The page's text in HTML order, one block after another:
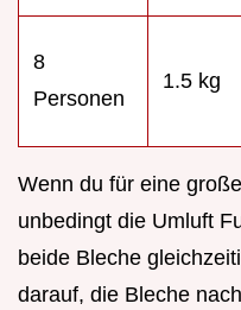
8
Personen
1.5 kg
Wenn du für eine
unbedingt die Umluft
beide Bleche
darauf, die Bleche